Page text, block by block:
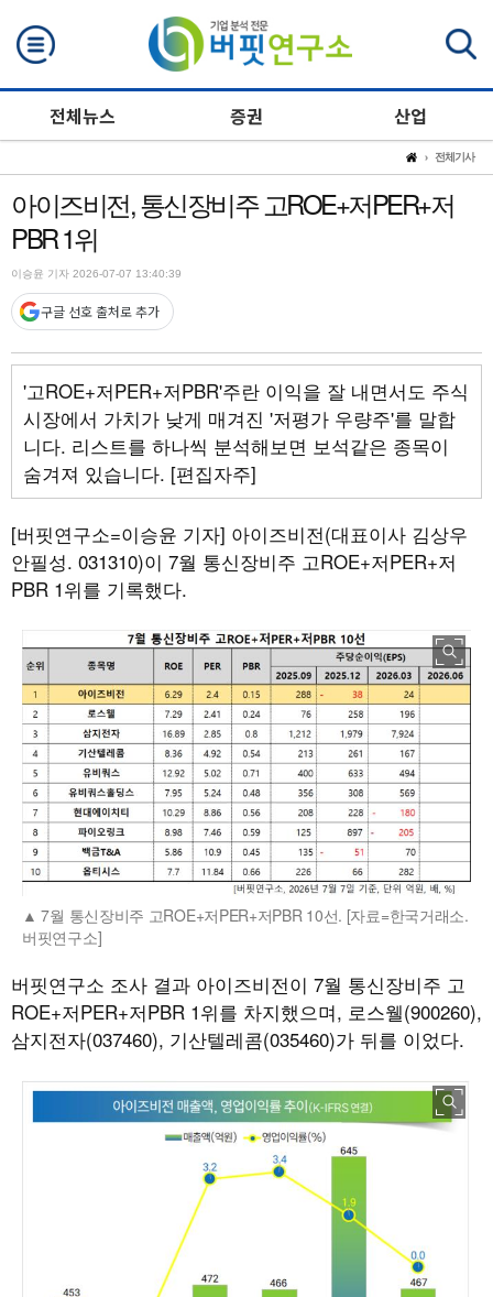
전체뉴스 증권 산업
전체기사
아이즈비전, 통신장비주 고ROE+저PER+저
PBR 1위
이승윤 기자 2026-07-07 13:40:39
구글 선호 출처로 추가
'고ROE+저PER+저PBR'주란 이익을 잘 내면서도 주식
시장에서 가치가 낮게 매겨진 '저평가 우량주'를 말합
니다. 리스트를 하나씩 분석해보면 보석같은 종목이
숨겨져 있습니다. [편집자주]
[버핏연구소=이승윤 기자] 아이즈비전(대표이사 김상우
안필성. 031310)이 7월 통신장비주 고ROE+저PER+저
PBR 1위를 기록했다.
7월 통신장비주 고ROE+저PER+저PBR 10선. [자료=한국거래소.
버핏연구소]
버핏연구소 조사 결과 아이즈비전이 7월 통신장비주 고
ROE+저PER+저PBR 1위를 차지했으며, 로스웰(900260),
삼지전자(037460), 기산텔레콤(035460)가 뒤를 이었다.
검색